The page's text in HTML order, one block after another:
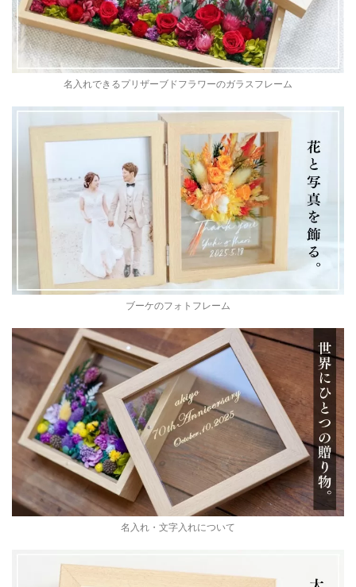
名入れできるプリザーブドフラワーのガラスフレーム
ブーケのフォトフレーム
名入れ・文字入れについて